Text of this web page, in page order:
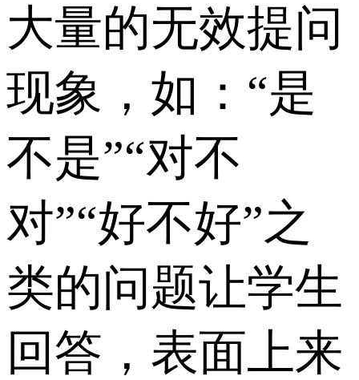
大量的无效提问
现象，如：“是
不是”“对不
对”“好不好”之
类的问题让学生
回答，表面上来